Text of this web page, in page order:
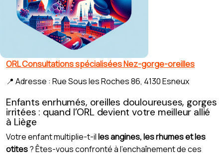
ORL Consultations spécialisées Nez-gorge-oreilles
📍 Adresse : Rue Sous les Roches 86, 4130 Esneux
Enfants enrhumés, oreilles douloureuses, gorges
irritées : quand l’ORL devient votre meilleur allié
à Liège
Votre enfant multiplie-t-illes angines, les rhumes et les
otites? Êtes-vous confronté à l’enchaînement de ces